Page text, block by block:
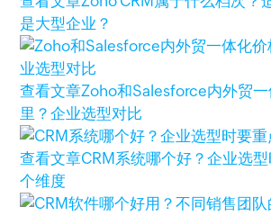
是大型企业？
查看文章Zoho和Salesforce内外贸
里？企业选型对比
查看文章CRM系统哪个好？企业选
个维度